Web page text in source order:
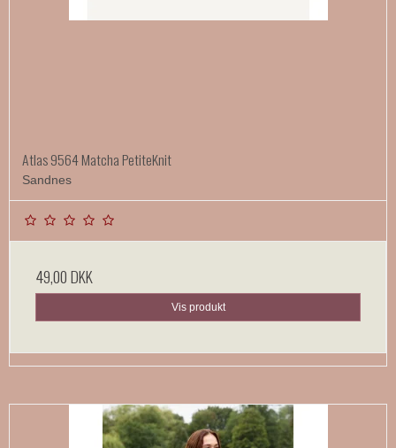
Atlas 9564 Matcha PetiteKnit
Sandnes
49,00 DKK
Vis produkt